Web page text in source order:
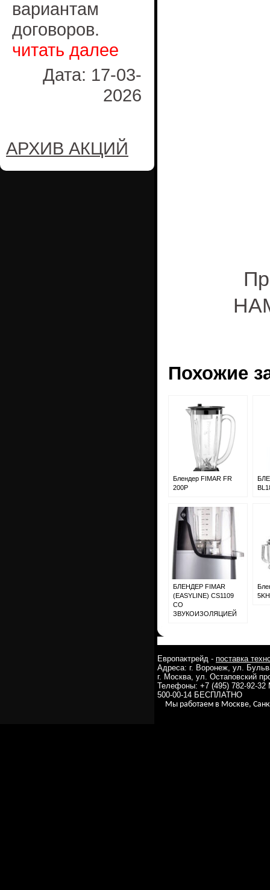
вариантам
договоров.
читать далее
Дата: 17-03-
2026
АРХИВ АКЦИЙ
Похожие
Блендер FIMAR FR
200P
БЛЕНДЕР FIMAR
(EASYLINE) CS1109
СО
ЗВУКОИЗОЛЯЦИЕЙ
Европактрейд - поставка
Адреса: г. Воронеж, ул.
г. Москва, ул. Остаповский
Телефоны: +7 (495) 782-92-
500-00-14 БЕСПЛАТНО
Мы работаем в Москве,